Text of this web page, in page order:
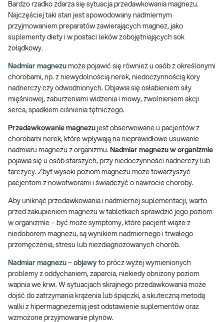
Bardzo rzadko zdarza się sytuacja przedawkowania magnezu.
Najczęściej taki stan jest spowodowany nadmiernym
przyjmowaniem preparatów zawierających magnez, jako
suplementy diety i w postaci leków zobojętniających sok
żołądkowy.
Nadmiar magnezu może pojawić się również u osób z określonymi
chorobami, np. z niewydolnością nerek, niedoczynnością kory
nadnerczy czy odwodnionych. Objawia się osłabieniem siły
mięśniowej, zaburzeniami widzenia i mowy, zwolnieniem akcji
serca, spadkiem ciśnienia tętniczego.
Przedawkowanie magnezu jest obserwowane u pacjentów z
chorobami nerek, które wpływają na nieprawidłowe usuwanie
nadmiaru magnezu z organizmu. Nadmiar magnezu w organizmie
pojawia się u osób starszych, przy niedoczynności nadnerczy lub
tarczycy. Zbyt wysoki poziom magnezu może towarzyszyć
pacjentom z nowotworami i świadczyć o nawrocie choroby.
Aby uniknąć przedawkowania i nadmiernej suplementacji, warto
przed zakupieniem magnezu w tabletkach sprawdzić jego poziom
w organizmie – być może symptomy, które pacjent wiąże z
niedoborem magnezu, są wynikiem nadmiernego i trwałego
przemęczenia, stresu lub niezdiagnozowanych chorób.
Nadmiar magnezu – objawy to prócz wyżej wymienionych
problemy z oddychaniem, zaparcia, niekiedy obniżony poziom
wapnia we krwi. W sytuacjach skrajnego przedawkowania może
dojść do zatrzymania krążenia lub śpiączki, a skuteczną metodą
walki z hipermagnezemią jest odstawienie suplementów oraz
wzmożone przyjmowanie płynów.